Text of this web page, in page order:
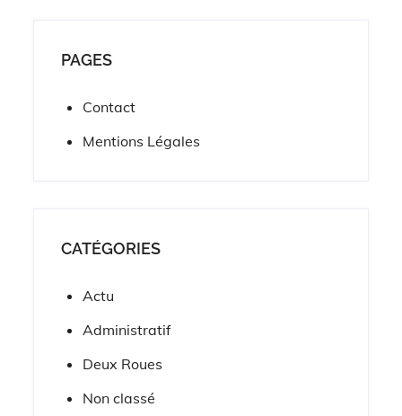
PAGES
Contact
Mentions Légales
CATÉGORIES
Actu
Administratif
Deux Roues
Non classé